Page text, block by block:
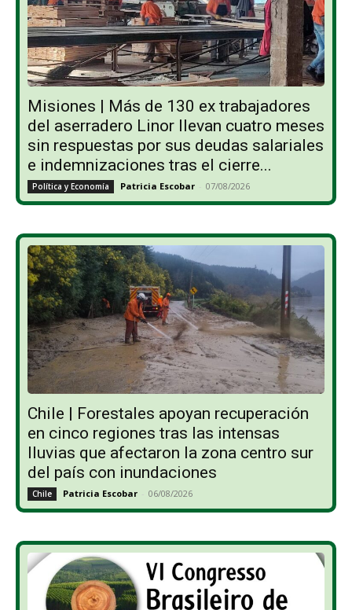
Misiones | Más de 130 ex trabajadores
del aserradero Linor llevan cuatro meses
sin respuestas por sus deudas salariales
e indemnizaciones tras el cierre...
Política y Economía Patricia Escobar - 07/08/2026
Chile | Forestales apoyan recuperación
en cinco regiones tras las intensas
lluvias que afectaron la zona centro sur
del país con inundaciones
Chile Patricia Escobar - 06/08/2026